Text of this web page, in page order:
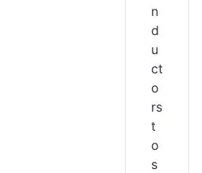
n
d
u
ct
o
rs
t
o
s